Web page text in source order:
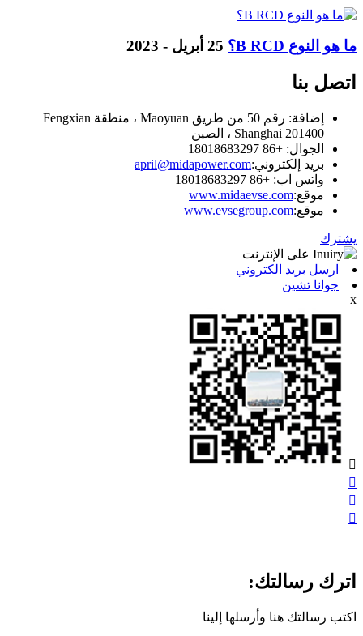
ما هو النوع B RCD؟ 25 أبريل - 2023
اتصل بنا
إضافة: رقم 50 من طريق Maoyuan ، منطقة Fengxian
Shanghai 201400 ، الصين
الجوال: +86 18018683297
بريد إلكتروني:april@midapower.com
واتس اب: +86 18018683297
موقع:www.midaevse.com
موقع:www.evsegroup.com
يشترك
ارسل بريد الكتروني
جوانا تشين
x




اترك رسالتك:
اكتب رسالتك هنا وأرسلها إلينا